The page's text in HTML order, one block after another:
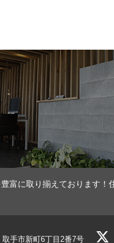
富に取り揃えております
手市新町6丁目2番7号